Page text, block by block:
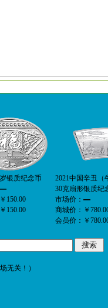
银质纪念币
—
￥150.00
￥150.00
2021中国辛丑（
30克扇形银质纪
市场价： —
商城价： ￥
会员价： ￥
无关！）